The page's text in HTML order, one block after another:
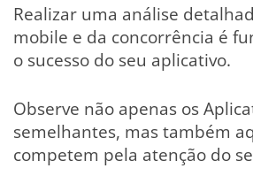
Realizar uma análise
mobile e da concorrência é
o sucesso do seu aplicativo.
Observe não apenas os
semelhantes, mas também
competem pela atenção do